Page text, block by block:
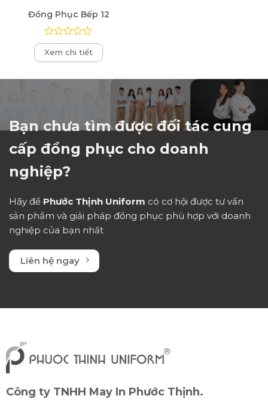
Đồng Phục Bếp 12
Được
xếp
hạng
Xem chi tiết
Bạn chưa tìm được đối tác cung
cấp đồng phục cho doanh
nghiệp?
Hãy để Phước Thịnh Uniform có cơ hội được tư vấn
sản phẩm và giải pháp đồng phục phù hợp với doanh
nghiệp của bạn nhất
Liên hệ ngay
Công ty TNHH May In Phước Thịnh.